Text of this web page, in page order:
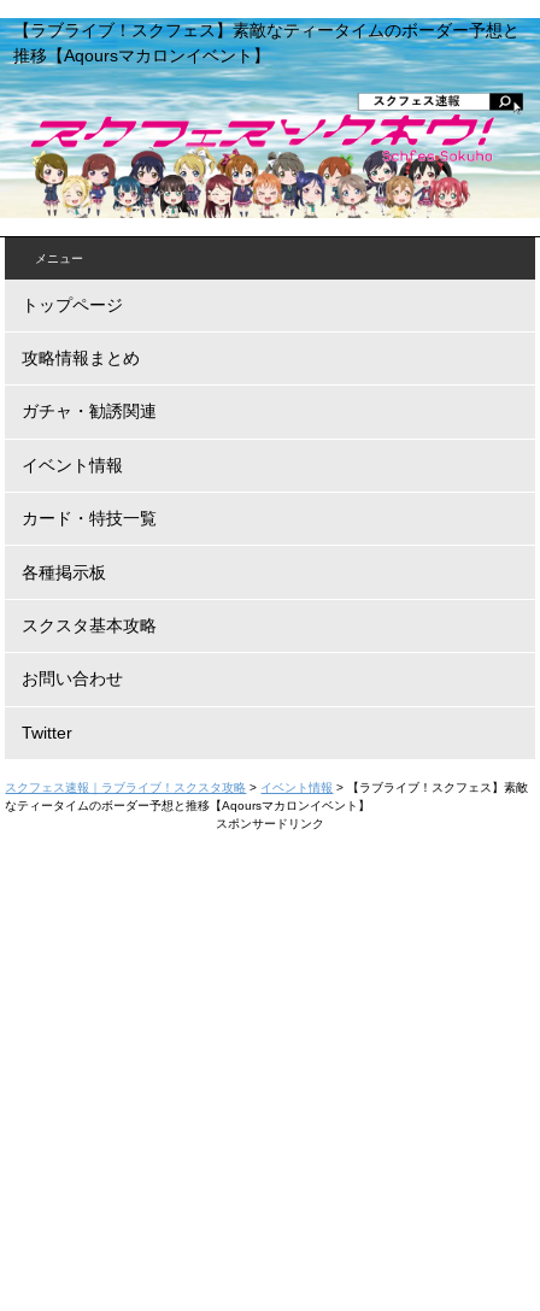
【ラブライブ！スクフェス】素敵なティータイムのボーダー予想と
推移【Aqoursマカロンイベント】
メニュー
トップページ
攻略情報まとめ
ガチャ・勧誘関連
イベント情報
カード・特技一覧
各種掲示板
スクスタ基本攻略
お問い合わせ
Twitter
スクフェス速報｜ラブライブ！スクスタ攻略 > イベント情報 >
【ラブライブ！スクフェス】素敵
なティータイムのボーダー予想と推移【Aqoursマカロンイベント】
スポンサードリンク